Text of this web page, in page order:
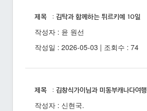
제목 : 김탁과 함께하는 튀르키예 10일
작성자 : 윤 원선
작성일 : 2026-05-03 | 조회수 : 74
제목 : 김창식가이님과 미동부캐나다여행
작성자 : 신현국.